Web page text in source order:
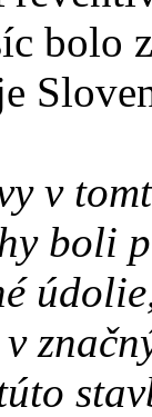
bolo
v
boli